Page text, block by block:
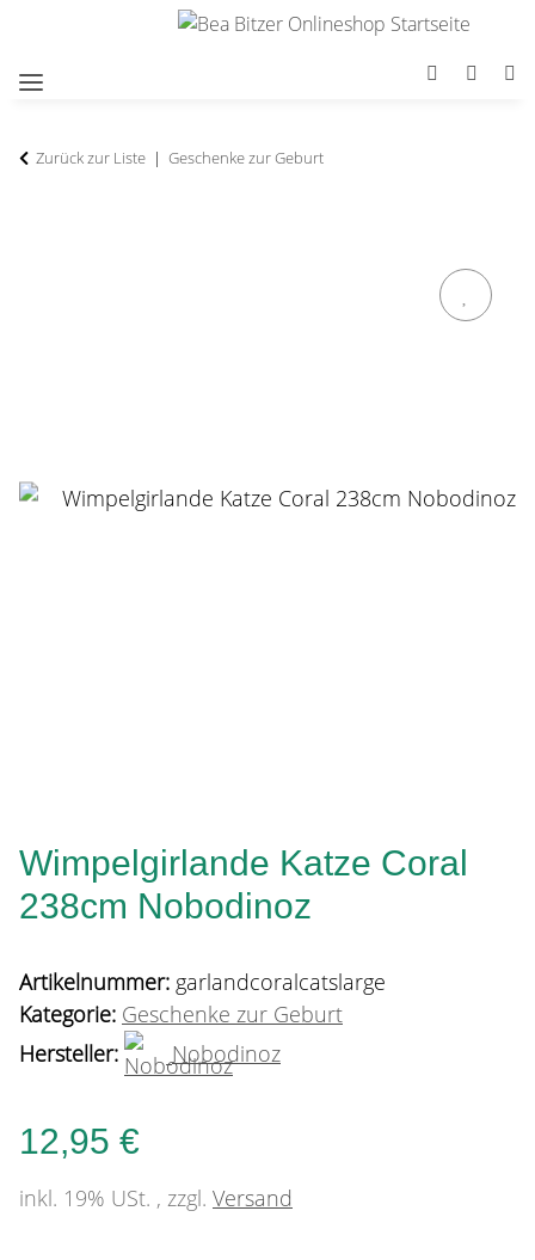
Zurück zur Liste Geschenke zur Geburt
Wimpelgirlande Katze Coral
238cm Nobodinoz
Artikelnummer: garlandcoralcatslarge
Kategorie: Geschenke zur Geburt
Hersteller:
Nobodinoz
12,95 €
inkl. 19% USt. , zzgl. Versand